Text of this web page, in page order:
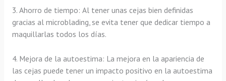
3. Ahorro de tiempo: Al tener unas cejas bien definidas
gracias al microblading, se evita tener que dedicar tiempo a
maquillarlas todos los días.
4. Mejora de la autoestima: La mejora en la apariencia de
las cejas puede tener un impacto positivo en la autoestima